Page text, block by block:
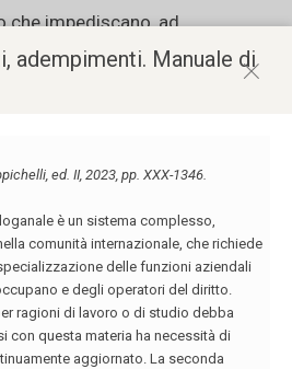
che impediscano, ad
la consegna della
anche dare la
che opera in un
shutdown, cioè dove
adottate misure di
adempimenti. Manuale di